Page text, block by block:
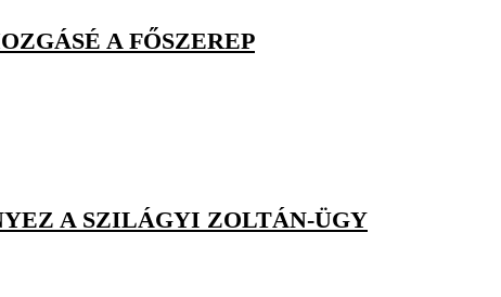
A FŐSZEREP
A SZILÁGYI ZOLTÁN-ÜGY